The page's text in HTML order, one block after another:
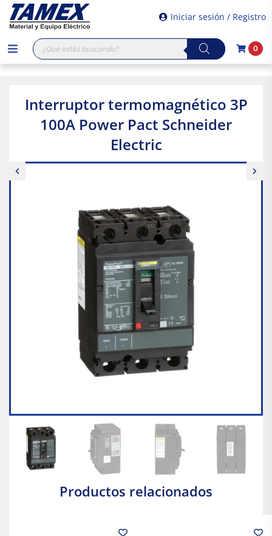
Iniciar sesión / Registro
Búsqueda
de
productos
0
Interruptor termomagnético 3P
100A Power Pact Schneider
Electric
Productos relacionados